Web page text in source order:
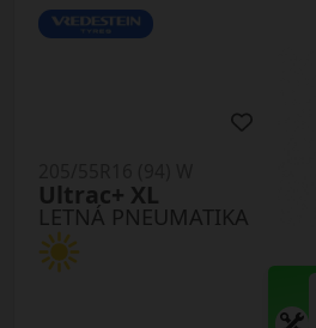
LETNÁ PNEUMATIKA
Ultrac+ XL